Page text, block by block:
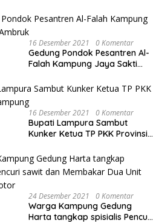
Tahun
16 Desember 2021 0 Komentar
Gedung Pondok Pesantren Al-
Falah Kampung Jaya Sakti
16 Desember 2021 0 Komentar
Bupati Lampura Sambut
Kunker Ketua TP PKK Provinsi
24 Desember 2021 0 Komentar
Warga Kampung Gedung
Harta tangkap spisialis Pencuri